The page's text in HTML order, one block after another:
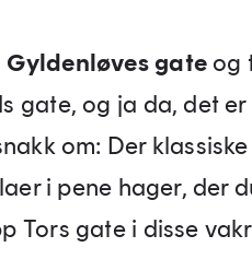
Gyldenløves gateog
gate, og ja da, det
om: Der
i pene hager, der
Tors gate i disse